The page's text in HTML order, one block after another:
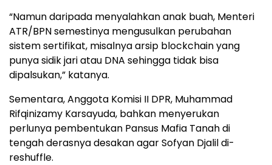
“Namun daripada menyalahkan anak buah, Menteri
ATR/BPN semestinya mengusulkan perubahan
sistem sertifikat, misalnya arsip blockchain yang
punya sidik jari atau DNA sehingga tidak bisa
dipalsukan,” katanya.
Sementara, Anggota Komisi II DPR, Muhammad
Rifqinizamy Karsayuda, bahkan menyerukan
perlunya pembentukan Pansus Mafia Tanah di
tengah derasnya desakan agar Sofyan Djalil di-
reshuffle.